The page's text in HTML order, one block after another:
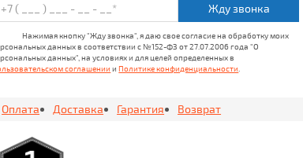
Жду звонка
Нажимая кнопку "Жду звонка", я даю свое согласие на обработку моих
данных в соответствии с №152-ФЗ от 27.07.2006 года "О
данных", на условиях и для целей определенных в
соглашении иПолитике конфиденциальности
Оплата Доставка Гарантия Возврат